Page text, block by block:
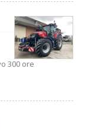
300 ore